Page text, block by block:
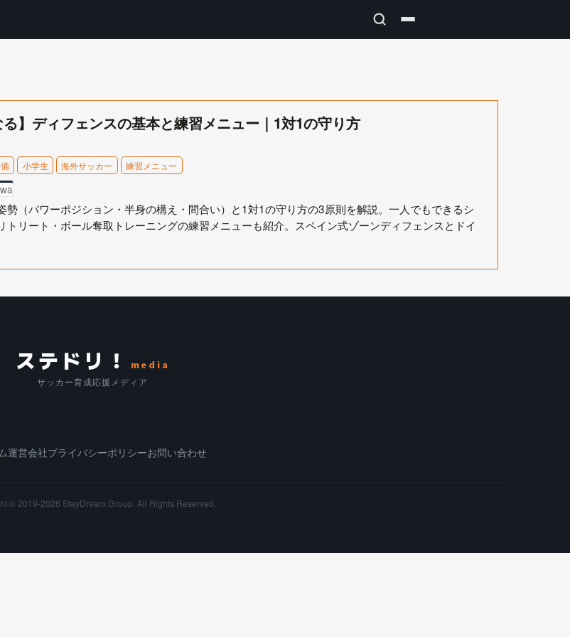
る】ディフェンスの基本と練習メニュー｜1対1の守り方
小学生 海外サッカー 練習メニュー
勢（パワーポジション・半身の構え・間合い）と1対1の守り方の3原則を解説。一人でもできるシ
トリート・ボール奪取トレーニングの練習メニューも紹介。スペイン式ゾーンディフェンスとドイ
ステドリ！ media
サッカー育成応援メディア
運営会社プライバシーポリシーお問い合わせ
© 2019-2026 StayDream Group. All Rights Reserved.